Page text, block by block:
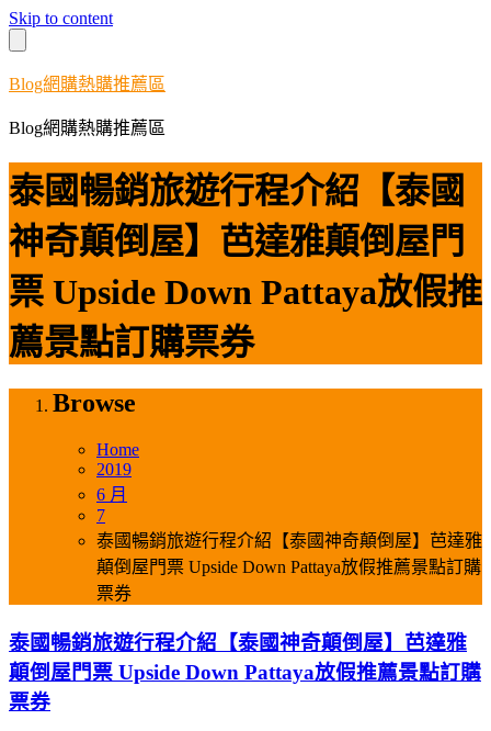
Skip to content
Blog網購熱購推薦區
Blog網購熱購推薦區
泰國暢銷旅遊行程介紹【泰國
神奇顛倒屋】芭達雅顛倒屋門
票 Upside Down Pattaya放假推
薦景點訂購票券
Browse
Home
2019
6 月
7
泰國暢銷旅遊行程介紹【泰國神奇顛倒屋】芭達雅
顛倒屋門票 Upside Down Pattaya放假推薦景點訂購
票券
泰國暢銷旅遊行程介紹【泰國神奇顛倒屋】芭達雅
顛倒屋門票 Upside Down Pattaya放假推薦景點訂購
票券